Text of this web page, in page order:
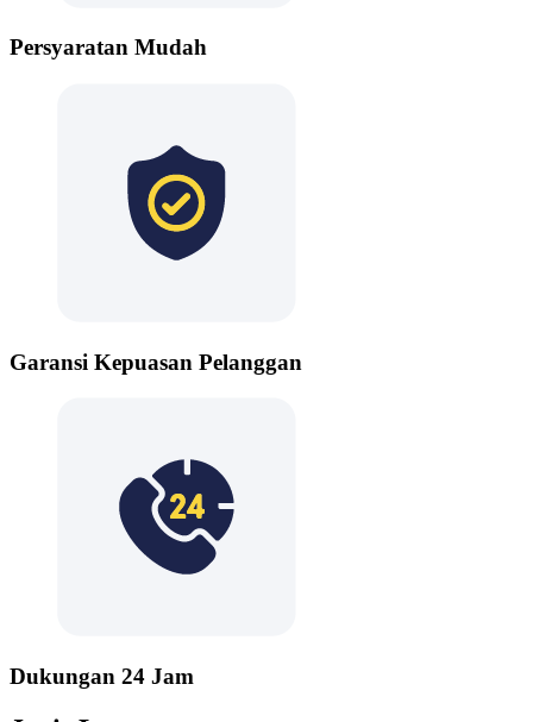
Persyaratan Mudah
Garansi Kepuasan Pelanggan
Dukungan 24 Jam